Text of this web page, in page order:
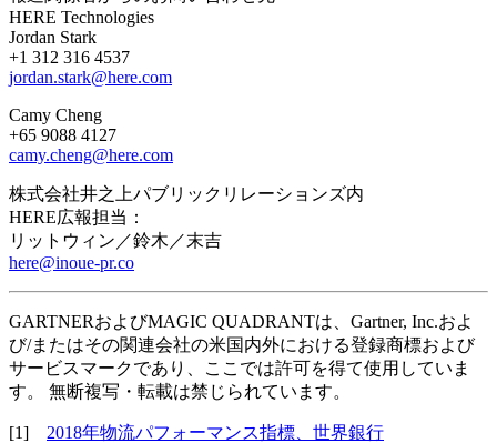
HERE Technologies
Jordan Stark
+1 312 316 4537
jordan.stark@here.com
Camy Cheng
+65 9088 4127
camy.cheng@here.com
株式会社井之上パブリックリレーションズ内
HERE広報担当：
リットウィン／鈴木／末吉
here@inoue-pr.co
GARTNERおよびMAGIC QUADRANTは、Gartner, Inc.およ
び/またはその関連会社の米国内外における登録商標および
サービスマークであり、ここでは許可を得て使用していま
す。 無断複写・転載は禁じられています。
[1] 2018年物流パフォーマンス指標、世界銀行